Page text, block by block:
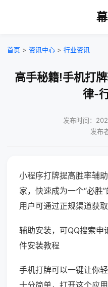
首页 > 资讯中心 > 行业资讯
高手秘籍!手机打
律-
发布时间：
发布
小程序打牌提高胜率辅
家，快速成为一个“必胜
用户可通过正规渠道获取
辅助安装，可QQ搜索
件安装教程
手机打牌可以一键让你
十分简单，打开这个应